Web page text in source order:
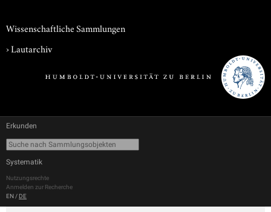
Wissenschaftliche Sammlungen
›Lautarchiv
Erkunden
Systematik
Nutzungsrechte
Anmelden zur Recherche
EN / DE